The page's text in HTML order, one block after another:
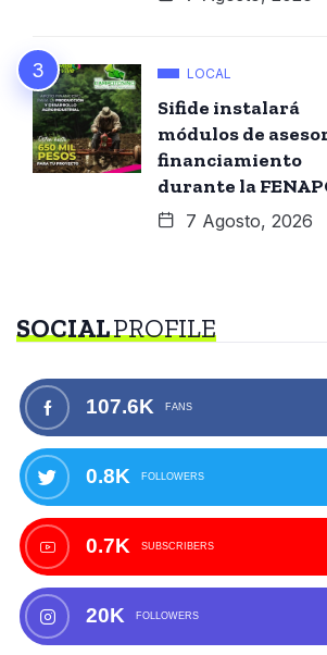
LOCAL
Sifide instalará
módulos de
financiamiento
durante la
7 Agosto, 2026
SOCIALPROFILE
107.6K FANS
0.8K FOLLOWERS
0.7K SUBSCRIBERS
20K FOLLOWERS